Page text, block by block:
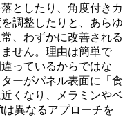
としたり、角度付きカ
調整したりと、あらゆ
、わずかに改善される
せん。理由は簡単で
っているからではな
ーがパネル表面に「食
くなり、メラミンやベ
異なるアプローチを